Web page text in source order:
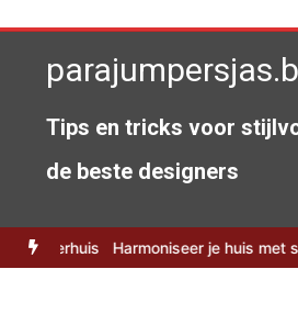
naar
inhoud
Tips en tricks voor
de beste designers
Harmoniseer je huis met